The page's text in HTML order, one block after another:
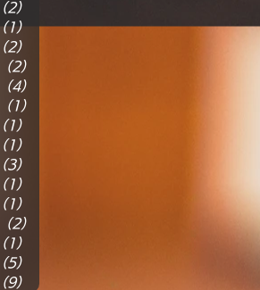
（2）
1）1件の記事
（2）
（2）
（4）
（1）
（1）
（1）
（3）
（1）
（1）
（2）
（1）
（5）
（9） 9件の記事